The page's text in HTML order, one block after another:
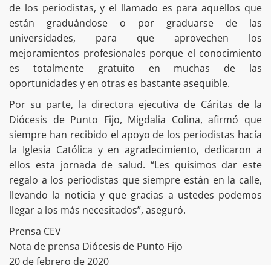
de los periodistas, y el llamado es para aquellos que
están graduándose o por graduarse de las
universidades, para que aprovechen los
mejoramientos profesionales porque el conocimiento
es totalmente gratuito en muchas de las
oportunidades y en otras es bastante asequible.
Por su parte, la directora ejecutiva de Cáritas de la
Diócesis de Punto Fijo, Migdalia Colina, afirmó que
siempre han recibido el apoyo de los periodistas hacía
la Iglesia Católica y en agradecimiento, dedicaron a
ellos esta jornada de salud. “Les quisimos dar este
regalo a los periodistas que siempre están en la calle,
llevando la noticia y que gracias a ustedes podemos
llegar a los más necesitados”, aseguró.
Prensa CEV
Nota de prensa Diócesis de Punto Fijo
20 de febrero de 2020